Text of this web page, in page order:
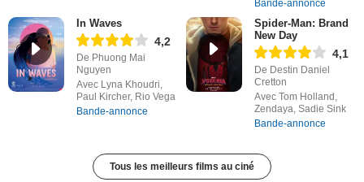
Bande-annonce
In Waves
4,2
De Phuong Mai
Nguyen
Avec Lyna Khoudri,
Paul Kircher, Rio Vega
Bande-annonce
Spider-Man: Brand
New Day
4,1
De Destin Daniel
Cretton
Avec Tom Holland,
Zendaya, Sadie Sink
Bande-annonce
Tous les meilleurs films au ciné